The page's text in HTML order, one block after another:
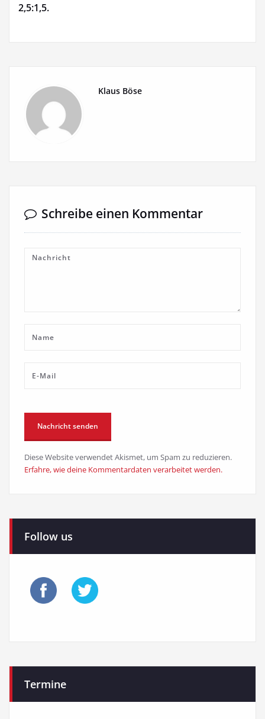
2,5:1,5.
Klaus Böse
Schreibe einen Kommentar
Diese Website verwendet Akismet, um Spam zu reduzieren.
Erfahre, wie deine Kommentardaten verarbeitet werden.
Follow us
Termine